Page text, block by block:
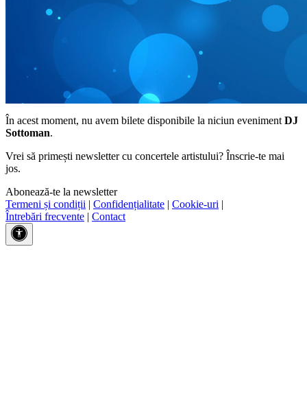
În acest moment, nu avem bilete disponibile la niciun eveniment DJ
Sottoman.
Vrei să primești newsletter cu concertele artistului? Înscrie-te mai
jos.
Abonează-te la newsletter
Termeni și condiții | Confidențialitate | Cookie-uri |
Întrebări frecvente | Contact